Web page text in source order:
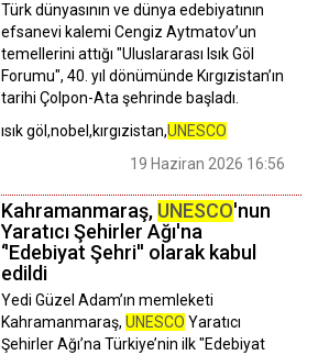
Türk dünyasının ve dünya edebiyatının
efsanevi kalemi Cengiz Aytmatov’un
temellerini attığı "Uluslararası Isık Göl
Forumu", 40. yıl dönümünde Kırgızistan’ın
tarihi Çolpon-Ata şehrinde başladı.
ısık göl,nobel,kırgızistan,UNESCO
19 Haziran 2026 16:56
Kahramanmaraş, UNESCO'nun
Yaratıcı Şehirler Ağı'na
‘'Edebiyat Şehri'' olarak kabul
edildi
Yedi Güzel Adam’ın memleketi
Kahramanmaraş, UNESCO Yaratıcı
Şehirler Ağı’na Türkiye’nin ilk "Edebiyat